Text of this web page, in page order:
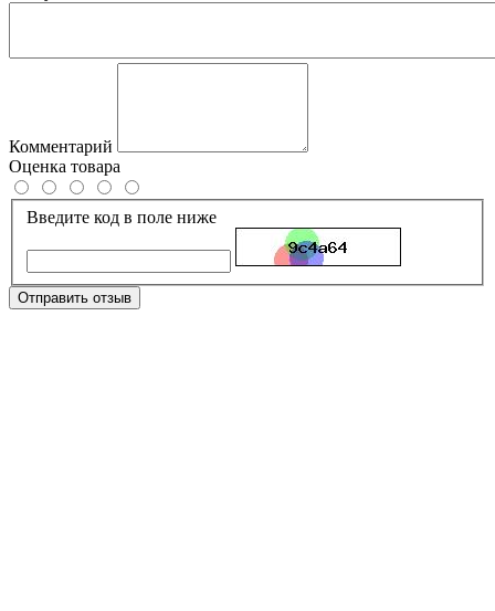
Комментарий
Оценка товара
Введите код в поле ниже
Отправить отзыв